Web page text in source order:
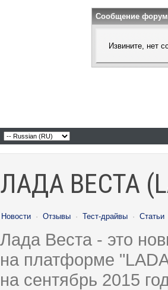
Сообщение
Извините, нет
ЛАДА ВЕСТА
Новости · Отзывы · Тест-драйвы · Статьи
Лада Веста - это
на платформе
на сентябрь 2015